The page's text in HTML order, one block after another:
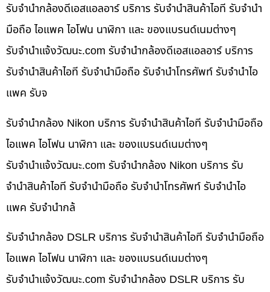
รับจำนำกล้องดีเอสแอลอาร์ บริการ รับจำนำสินค้าไอที รับจำนำ
มือถือ ไอแพค ไอโฟน นาฬิกา และ ของแบรนด์เนมต่างๆ
รับจํานําแจ้งวัฒนะ.com รับจำนำกล้องดีเอสแอลอาร์ บริการ
รับจำนำสินค้าไอที รับจำนำมือถือ รับจำนำโทรศัพท์ รับจำนำไอ
แพค รับจ
รับจำนำกล้อง Nikon บริการ รับจำนำสินค้าไอที รับจำนำมือถือ
ไอแพค ไอโฟน นาฬิกา และ ของแบรนด์เนมต่างๆ
รับจํานําแจ้งวัฒนะ.com รับจำนำกล้อง Nikon บริการ รับ
จำนำสินค้าไอที รับจำนำมือถือ รับจำนำโทรศัพท์ รับจำนำไอ
แพค รับจำนำกล้
รับจำนำกล้อง DSLR บริการ รับจำนำสินค้าไอที รับจำนำมือถือ
ไอแพค ไอโฟน นาฬิกา และ ของแบรนด์เนมต่างๆ
รับจํานําแจ้งวัฒนะ.com รับจำนำกล้อง DSLR บริการ รับ